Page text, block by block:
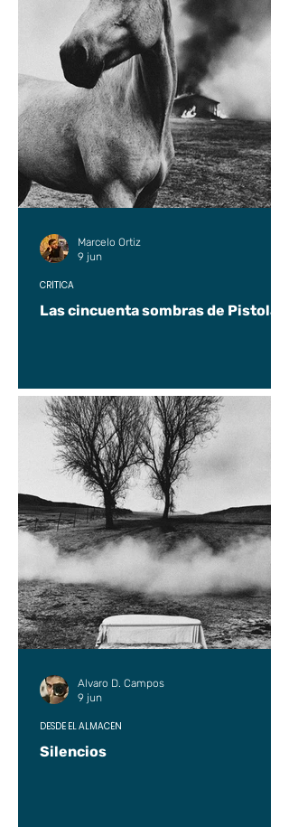
Las cincuenta sombras de Pistolas
CRÍTICA
Marcelo Ortiz
9 jun
Silencios
DESDE EL ALMACÉN
Alvaro D. Campos
9 jun